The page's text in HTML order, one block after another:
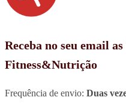
Receba no seu email
Fitness&Nutrição
Frequência de envio: Duas